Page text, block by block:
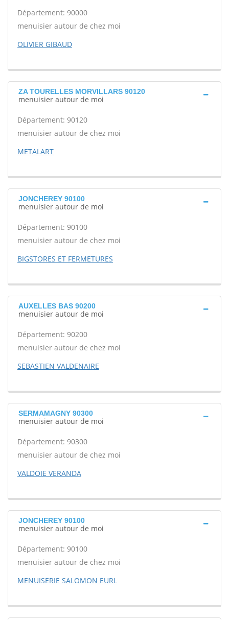
Département: 90000
menuisier autour de chez moi
OLIVIER GIBAUD
ZA TOURELLES MORVILLARS 90120
menuisier autour de moi
Département: 90120
menuisier autour de chez moi
METALART
JONCHEREY 90100
menuisier autour de moi
Département: 90100
menuisier autour de chez moi
BIGSTORES ET FERMETURES
AUXELLES BAS 90200
menuisier autour de moi
Département: 90200
menuisier autour de chez moi
SEBASTIEN VALDENAIRE
SERMAMAGNY 90300
menuisier autour de moi
Département: 90300
menuisier autour de chez moi
VALDOIE VERANDA
JONCHEREY 90100
menuisier autour de moi
Département: 90100
menuisier autour de chez moi
MENUISERIE SALOMON EURL